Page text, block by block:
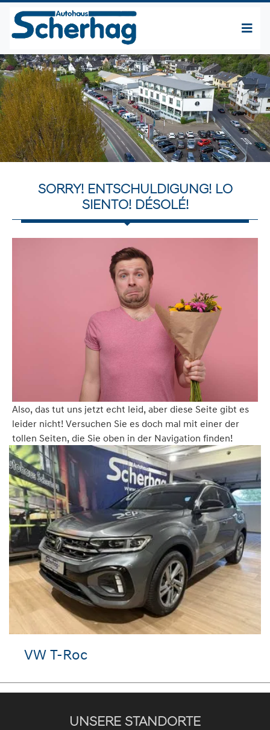
SORRY! ENTSCHULDIGUNG! LO
SIENTO! DÉSOLÉ!
Also, das tut uns jetzt echt leid, aber diese Seite gibt es
leider nicht! Versuchen Sie es doch mal mit einer der
tollen Seiten, die Sie oben in der Navigation finden!
VW T-Roc
UNSERE STANDORTE